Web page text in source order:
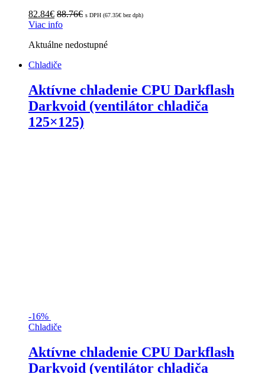
82.84€ 88.76€ s DPH (67.35€ bez dph)
Viac info
Aktuálne nedostupné
Chladiče
Aktívne chladenie CPU Darkflash
Darkvoid (ventilátor chladiča
125×125)
-16%
Chladiče
Aktívne chladenie CPU Darkflash
Darkvoid (ventilátor chladiča